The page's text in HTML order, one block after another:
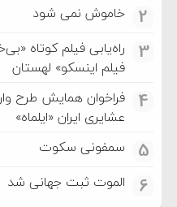
2 خاموش نمی شود
3
راه‌یابی فیلم کوتاه
فیلم اینسکو» لهستان
4
فراخوان همایش طرح
عشایری ایران «ایلماه»
5 سمفونی سکوت
6 الموت ثبت جهانی شد